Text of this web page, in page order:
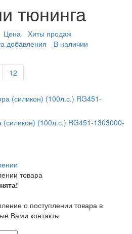
тюнинга
Цена
Хиты продаж
добавления В наличии
12
(силикон) (100л.с.) RG451-1303000-
товара
о поступлении товара в
Вами контакты